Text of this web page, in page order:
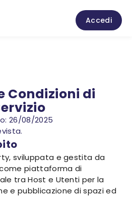
Accedi
Condizioni di
26/08/2025
sviluppata e gestita da
come piattaforma di
tra Host e Utenti per la
e pubblicazione di spazi ed